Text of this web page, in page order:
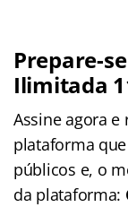
Prepare-
Ilimitada
Assine agora e
plataforma
públicos e, o
da plataforma: